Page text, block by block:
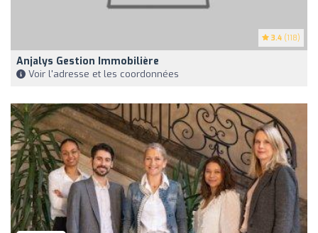
3.4 (118)
Anjalys Gestion Immobilière
Voir l'adresse et les coordonnées